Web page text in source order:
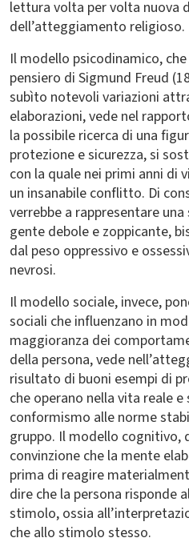
lettura volta per volta nuova
dell’atteggiamento religioso.
Il modello psicodinamico,
pensiero di Sigmund Freud
subìto notevoli variazioni
elaborazioni, vede nel
la possibile ricerca di una
protezione e sicurezza, si
con la quale nei primi anni di
un insanabile conflitto. Di
verrebbe a rappresentare
gente debole e zoppicante,
dal peso oppressivo e
nevrosi.
Il modello sociale, invece,
sociali che influenzano in
maggioranza dei
della persona, vede
risultato di buoni esempi di
che operano nella vita reale
conformismo alle norme
gruppo. Il modello cognitivo,
convinzione che la mente
prima di reagire
dire che la persona risponde
stimolo, ossia
che allo stimolo stesso.